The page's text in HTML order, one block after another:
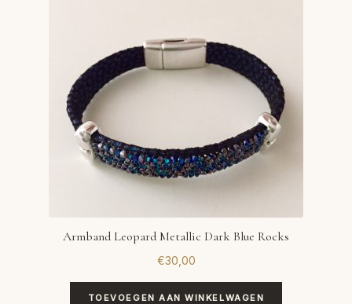
Armband Leopard Metallic Dark Blue Rocks
€30,00
TOEVOEGEN AAN WINKELWAGEN